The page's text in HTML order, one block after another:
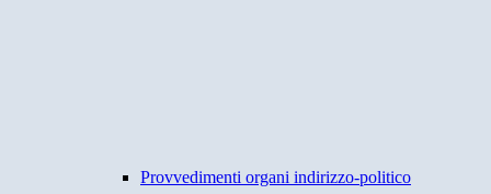
Provvedimenti organi indirizzo-politico